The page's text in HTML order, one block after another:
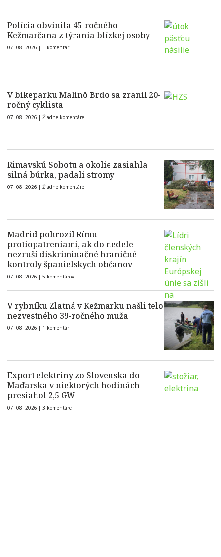
Polícia obvinila 45-ročného
Kežmarčana z týrania blízkej osoby
07. 08. 2026 | 1 komentár
V bikeparku Malinô Brdo sa zranil 20-
ročný cyklista
07. 08. 2026 | Žiadne komentáre
Rimavskú Sobotu a okolie zasiahla
silná búrka, padali stromy
07. 08. 2026 | Žiadne komentáre
Madrid pohrozil Rímu
protiopatreniami, ak do nedele
nezruší diskriminačné hraničné
kontroly španielskych občanov
07. 08. 2026 | 5 komentárov
V rybníku Zlatná v Kežmarku našli telo
nezvestného 39-ročného muža
07. 08. 2026 | 1 komentár
Export elektriny zo Slovenska do
Maďarska v niektorých hodinách
presiahol 2,5 GW
07. 08. 2026 | 3 komentáre